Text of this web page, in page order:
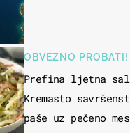
OBVEZNO PROBATI!
Prefina ljetna
Kremasto
paše uz pečeno